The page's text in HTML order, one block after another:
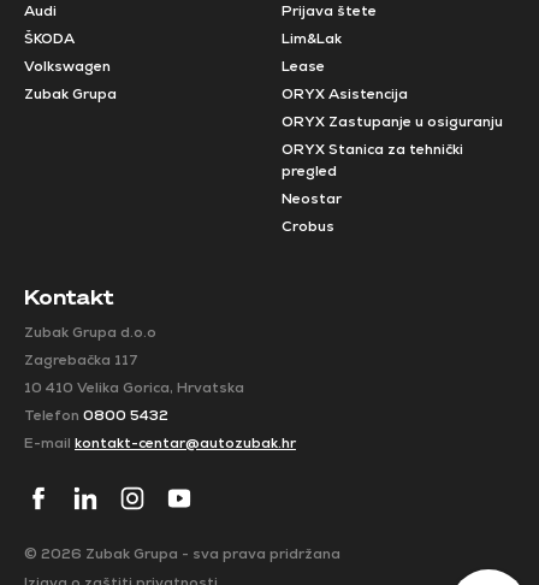
Audi
ŠKODA
Volkswagen
Zubak Grupa
Prijava štete
Lim&Lak
Lease
ORYX Asistencija
ORYX Zastupanje u osiguranju
ORYX Stanica za tehnički
pregled
Neostar
Crobus
Kontakt
Zubak Grupa d.o.o
Zagrebačka 117
10 410 Velika Gorica, Hrvatska
Telefon 0800 5432
E-mail kontakt-centar@autozubak.hr
© 2026 Zubak Grupa - sva prava pridržana